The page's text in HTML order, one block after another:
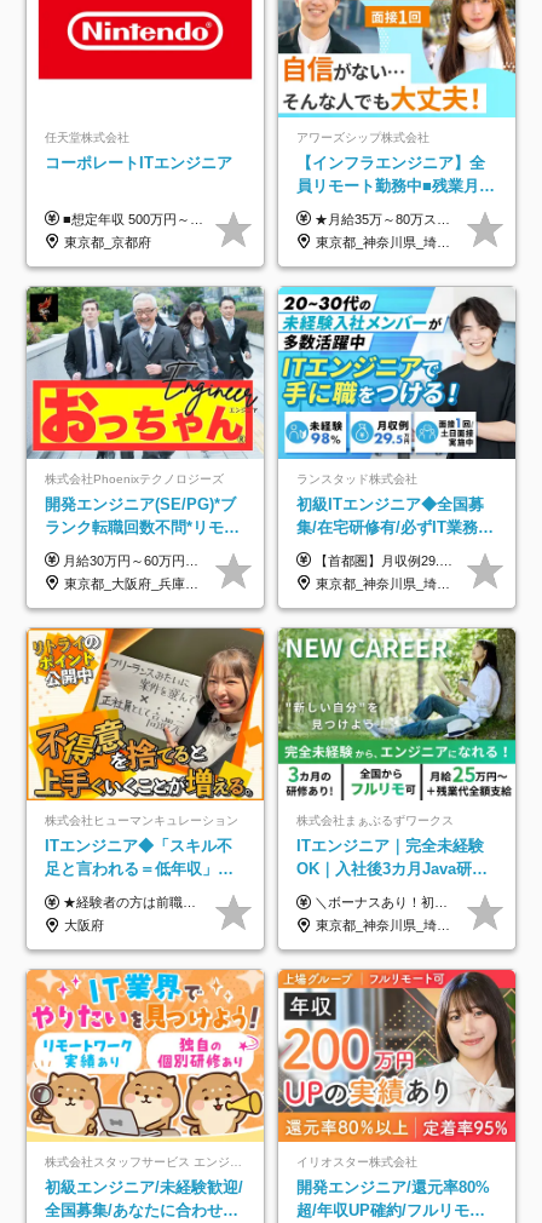
任天堂株式会社
コーポレートITエンジニア
■想定年収 500万円～900万円 月給制 月給278,000円～ ※残業が発生した場合、残業代を別途全額支給します ※試用期間2ヶ月あり(待遇や給与に差異はありません)
東京都_京都府
アワーズシップ株式会社
【インフラエンジニア】全
員リモート勤務中■残業月
3h■最大3ヶ月の連休あり■
年休126日■20～30代活躍
中！
★月給35万～80万スタートも可 【未経験の方】 ■月給26万～80万＋賞与年2回（年2ヶ月分） 【何かしらのインフラエンジニア経験をお持ちの方】 ■月給35万～80万＋賞与年2回（年2ヶ月分） ※スキル・経験などを考慮し決定します ※試用期間6ヶ月あり。期間中は契約社員となります。その他の待遇に差異はありません（試用期間終了後、昇給の可能性あり） ※上記金額には固定残業代（月30時間分／4万9600円～15万2600円）を含みます。超過分は別途支給いたします。 ＼頑張りはインセンティブで還元！／ クライアントに貢献度を評価され、当社のエンジニアが追加で案件に参画することになるなど、会社にとって利益になる行動はしっかり評価します。 会社の成長に貢献できていることを実感でき、「もっと頑張ろう」と思える体制づくりを整えています！
東京都_神奈川県_埼玉県_千葉県_大阪府
株式会社Phoenixテクノロジーズ
開発エンジニア(SE/PG)*ブ
ランク転職回数不問*リモー
ト案件多数*残業ほぼ0*通院
のための半休制度あり
月給30万円～60万円+住宅手当+職能手当+役職手当+決算賞与+報奨金 ※経験・能力を考慮し、優遇します ※給与には20時間分のみなし時間外手当(3万7000円以上)を含みます(超過時間分は別途追加支給) ※試用期間3～6ヵ月あり(その間の給与、待遇に差異なし) ※場合によって契約社員での採用の可能性あり(面接時に応相談)
東京都_大阪府_兵庫県_京都府_福岡県
ランスタッド株式会社
初級ITエンジニア◆全国募
集/在宅研修有/必ずIT業務配
属/月収例29.5万円/Web面接
1回/SE
【首都圏】月収例29.5万円（月給26万円＋諸手当） 【東海・関西】月収例28.5万円（月給25万円＋諸手当） 【九州】月収例26万円（月給23万円＋諸手当） ※経験・スキル・前職給与を踏まえ、総合的に判断して決定します。 例：首都圏 月収例31万円（月給27万円＋諸手当） ◆各種手当 ・通勤手当（上限4万円まで） ・残業代手当（1分単位で全額支給） ※固定残業代制は採用しておりません ・深夜勤務手当 ・資格取得支援（ランクに応じてお祝い金1万円～10万円を支給） ◆昇給：年1回 ◆補足 ・研修中1ヶ月間は、時給1670円となります。 ・試用期間6ヶ月あり。その間の待遇に変更はありません。 ※詳細は面接時にご案内します。
東京都_神奈川県_埼玉県_千葉県_大阪府_愛知県_兵庫県_京都府_福岡県
株式会社ヒューマンキュレーション
ITエンジニア◆「スキル不
足と言われる＝低年収」で
はない！｜ 不安を克服し、
年収アップした社員の実例
★経験者の方は前職の年収以上を保証します ★案件単価を開示した上で80％以上を還元します 月給25万円以上＋賞与年2回 ※経験や能力を考慮の上で優遇します ※試用期間が3ヶ月(その間の給与・待遇・雇用形態に変更はありません) ※月給には月20時間分のみなし残業手当(5万円)を含みます(超過分は別途支給) ★残業平均は月10時間以下ですので、毎月10時間分程度はお得です！
大阪府
株式会社まぁぶるずワークス
ITエンジニア｜完全未経験
OK｜入社後3カ月Java研修
｜リモート率8割以上｜充実
のキャリア支援｜残業月10h
＼ボーナスあり！初年度から年収300万円以上／ ■月給25万円～35万円＋残業代全額支給＋各種手当＋賞与年1回 ◎経験・年齢・スキルなどを考慮し、できるだけ優遇します ◎試用期間中(3カ月)は契約社員で、月給21万円＋諸手当になります。 (試用期間中は残業が発生しません。その他の待遇に変更はありません) ----------------- ＼3つの評価軸！実力次第で早期収入アップ！／ 【1】スキル(IT理解、実装力、設計) 【2】実務力(現場評価、コミュ力、品質) 【3】姿勢(自走力、意欲、責任感) この3つの評価軸で、3カ月ごとに評価。社内グレードにより、給与が決まる明確な仕組みです。何ができれば給与が上がるのか分かりやすく、実力や努力次第で早期に収入を増やせます！ 【固定残業代について】 なし（残業代は、実際の労働時間に応じて別途全額支給）
東京都_神奈川県_埼玉県_千葉県_大阪府_愛知県_北海道_青森県_岩手県_宮城県_秋田県_山形県_福島県_茨城県_栃木県_群馬県_新潟県_山梨県_長野県_富山県_石川県_福井県_静岡県_岐阜県_三重県_兵庫県_京都府_滋賀県_奈良県_和歌山県_広島県_岡山県_鳥取県_島根県_山口県_徳島県_香川県_愛媛県_高知県_福岡県_熊本県_佐賀県_長崎県_大分県_宮崎県_鹿児島県_沖縄県
株式会社スタッフサービス エンジニアリング事業本部
初級エンジニア/未経験歓迎/
全国募集/あなたに合わせた
イリオスター株式会社
開発エンジニア/還元率80%
超/年収UP確約/フルリモ